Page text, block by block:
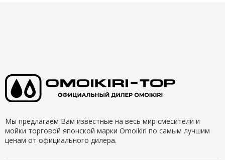
Мы предлагаем Вам известные на весь мир смесители и
мойки торговой японской марки Omoikiri по самым лучшим
ценам от официального дилера.